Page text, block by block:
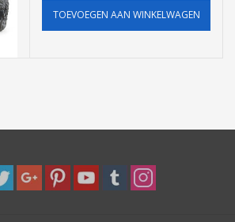
TOEVOEGEN AAN WINKELWAGEN